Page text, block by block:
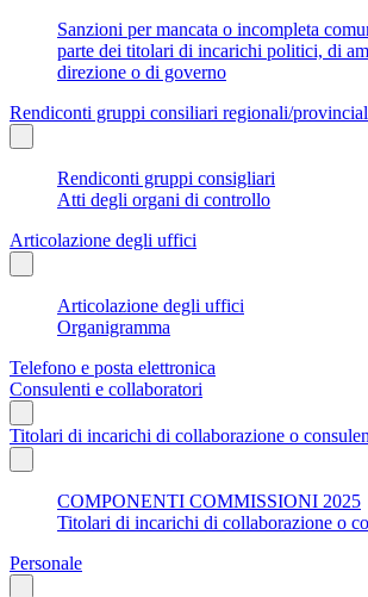
Sanzioni per mancata o incompleta
parte dei titolari di incarichi politici, di
direzione o di governo
Rendiconti gruppi consiliari regionali/
Rendiconti gruppi consigliari
Atti degli organi di controllo
Articolazione degli uffici
Articolazione degli uffici
Organigramma
Telefono e posta elettronica
Consulenti e collaboratori
Titolari di incarichi di collaborazione o
COMPONENTI COMMISSIONI 2025
Titolari di incarichi di collaborazione o
Personale